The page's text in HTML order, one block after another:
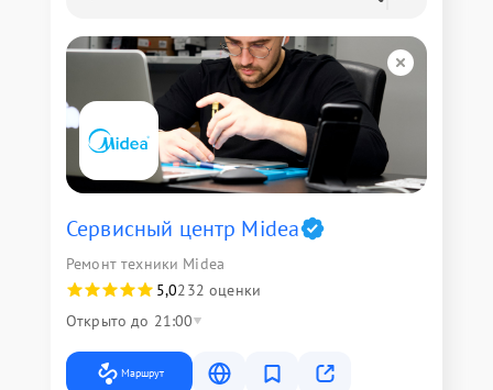
Сервисный центр Midea
Ремонт техники Midea
5,0232 оценки
Открыто до 21:00
Маршрут